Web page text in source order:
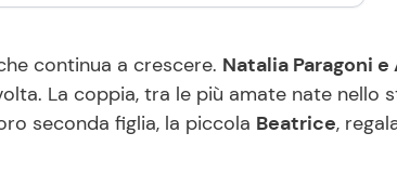
continua a crescere. Natalia Paragoni
La coppia, tra le più amate nate nello
seconda figlia, la piccola Beatrice,